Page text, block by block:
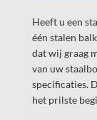
Heeft u een
één stalen
dat wij graag
van uw
specificaties.
het prilste